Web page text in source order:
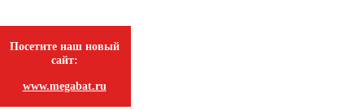
Посетите наш новый
сайт:
www.megabat.ru